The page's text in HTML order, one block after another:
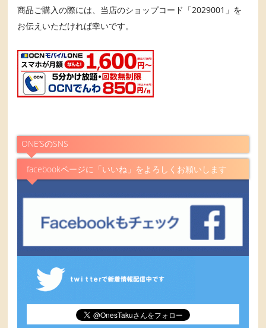
商品ご購入の際には、当店のショップコード「2029001」を
お伝えいただければ幸いです。
ONE’SのSNS
facebookページに「いいね」をよろしくお願いします